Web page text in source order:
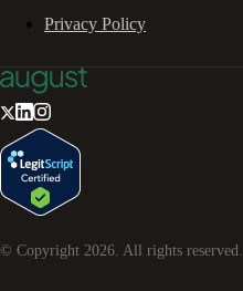
Privacy Policy
© Copyright 2026. All rights reserved.